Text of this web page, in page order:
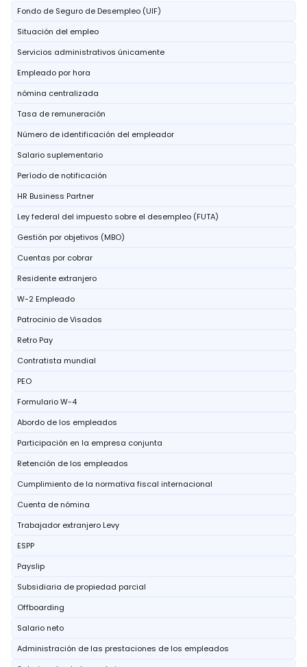
Fondo de Seguro de Desempleo (UIF)
Situación del empleo
Servicios administrativos únicamente
Empleado por hora
nómina centralizada
Tasa de remuneración
Número de identificación del empleador
Salario suplementario
Período de notificación
HR Business Partner
Ley federal del impuesto sobre el desempleo (FUTA)
Gestión por objetivos (MBO)
Cuentas por cobrar
Residente extranjero
W-2 Empleado
Patrocinio de Visados
Retro Pay
Contratista mundial
PEO
Formulario W-4
Abordo de los empleados
Participación en la empresa conjunta
Retención de los empleados
Cumplimiento de la normativa fiscal internacional
Cuenta de nómina
Trabajador extranjero Levy
ESPP
Payslip
Subsidiaria de propiedad parcial
Offboarding
Salario neto
Administración de las prestaciones de los empleados